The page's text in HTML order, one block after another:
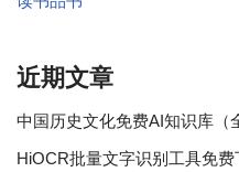
近期文章
中国历史文化免费AI知识库（
HiOCR批量文字识别工具免费